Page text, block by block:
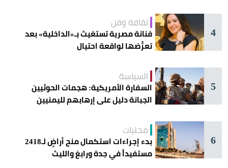
4
ثقافة وفن
فنانة مصرية تستغيث بـ«الداخلية» بعد
تعرُّضها لواقعة احتيال
5
السياسة
السفارة الأمريكية: هجمات الحوثيين
الجبانة دليل على إرهابهم لليمنيين
6
محليات
بدء إجراءات استكمال منح أراضٍ لـ2418
مستفيداً في جدة ورابغ والليث